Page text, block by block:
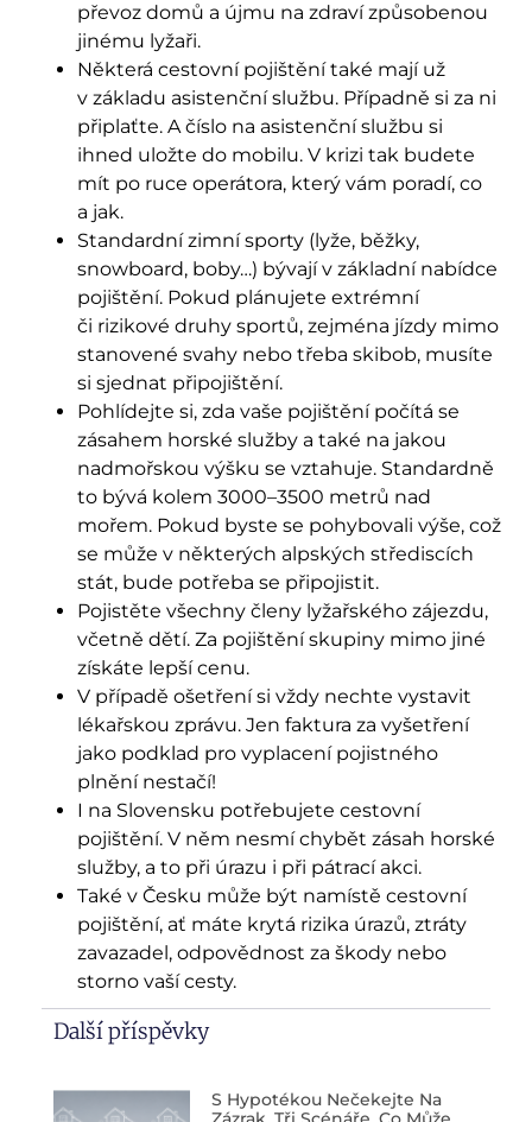
převoz domů a újmu na zdraví způsobenou
jinému lyžaři.
Některá cestovní pojištění také mají už
v základu asistenční službu. Případně si za ni
připlaťte. A číslo na asistenční službu si
ihned uložte do mobilu. V krizi tak budete
mít po ruce operátora, který vám poradí, co
a jak.
Standardní zimní sporty (lyže, běžky,
snowboard, boby…) bývají v základní nabídce
pojištění. Pokud plánujete extrémní
či rizikové druhy sportů, zejména jízdy mimo
stanovené svahy nebo třeba skibob, musíte
si sjednat připojištění.
Pohlídejte si, zda vaše pojištění počítá se
zásahem horské služby a také na jakou
nadmořskou výšku se vztahuje. Standardně
to bývá kolem 3000–3500 metrů nad
mořem. Pokud byste se pohybovali výše, což
se může v některých alpských střediscích
stát, bude potřeba se připojistit.
Pojistěte všechny členy lyžařského zájezdu,
včetně dětí. Za pojištění skupiny mimo jiné
získáte lepší cenu.
V případě ošetření si vždy nechte vystavit
lékařskou zprávu. Jen faktura za vyšetření
jako podklad pro vyplacení pojistného
plnění nestačí!
I na Slovensku potřebujete cestovní
pojištění. V něm nesmí chybět zásah horské
služby, a to při úrazu i při pátrací akci.
Také v Česku může být namístě cestovní
pojištění, ať máte krytá rizika úrazů, ztráty
zavazadel, odpovědnost za škody nebo
storno vaší cesty.
Další příspěvky
S Hypotékou Nečekejte Na